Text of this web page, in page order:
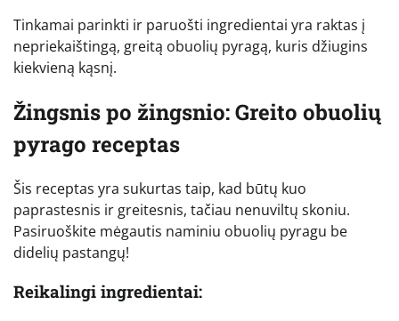
Tinkamai parinkti ir paruošti ingredientai yra raktas į
nepriekaištingą, greitą obuolių pyragą, kuris džiugins
kiekvieną kąsnį.
Žingsnis po žingsnio: Greito obuolių
pyrago receptas
Šis receptas yra sukurtas taip, kad būtų kuo
paprastesnis ir greitesnis, tačiau nenuviltų skoniu.
Pasiruoškite mėgautis naminiu obuolių pyragu be
didelių pastangų!
Reikalingi ingredientai: